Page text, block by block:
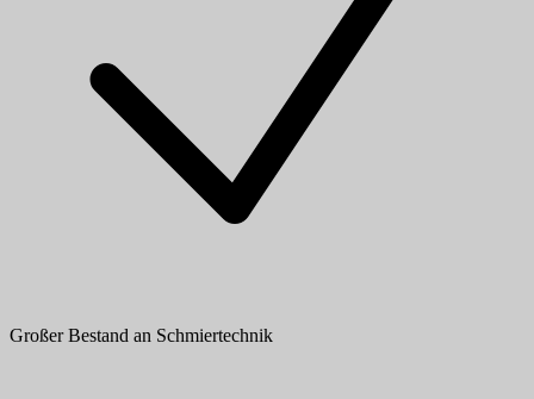
Großer Bestand an Schmiertechnik